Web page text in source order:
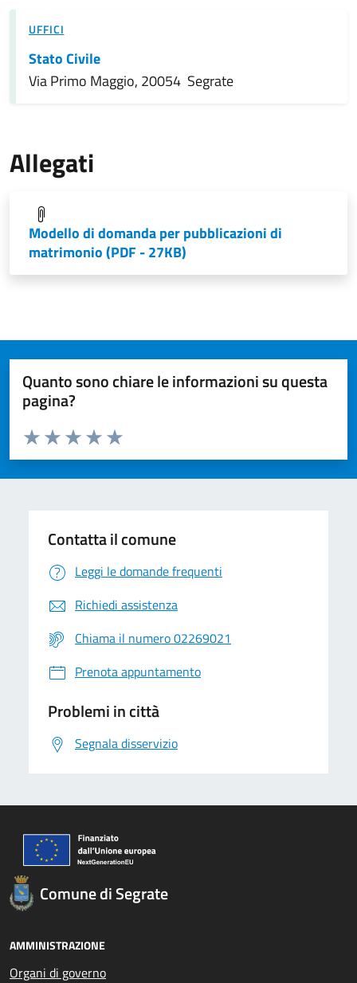
UFFICI
Stato Civile
Via Primo Maggio, 20054 Segrate
Allegati
Modello di domanda per pubblicazioni di
matrimonio(PDF - 27KB)
Quanto sono chiare le informazioni su questa
pagina?
Valuta da 1 a 5 stelle la pagina
Valuta 5 stelle su 5
Valuta 4 stelle su 5
Valuta 3 stelle su 5
Valuta 2 stelle su 5
Valuta 1 stelle su 5
Contatta il comune
Leggi le domande frequenti
Richiedi assistenza
Chiama il numero 02269021
Prenota appuntamento
Problemi in città
Segnala disservizio
Comune di Segrate
AMMINISTRAZIONE
Organi di governo